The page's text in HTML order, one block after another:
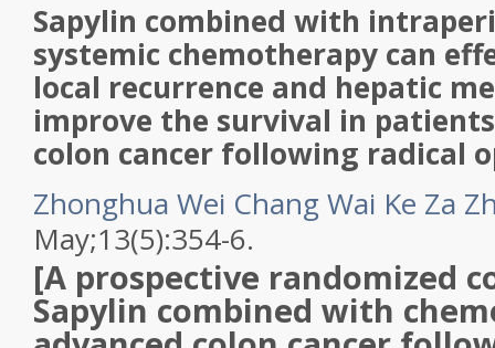
Sapylin combined with
systemic chemotherapy can
local recurrence and hepatic
improve the survival in
colon cancer following radical
Zhonghua Wei Chang Wai Ke Za
May;13(5):354-6.
[A prospective randomized
Sapylin combined with